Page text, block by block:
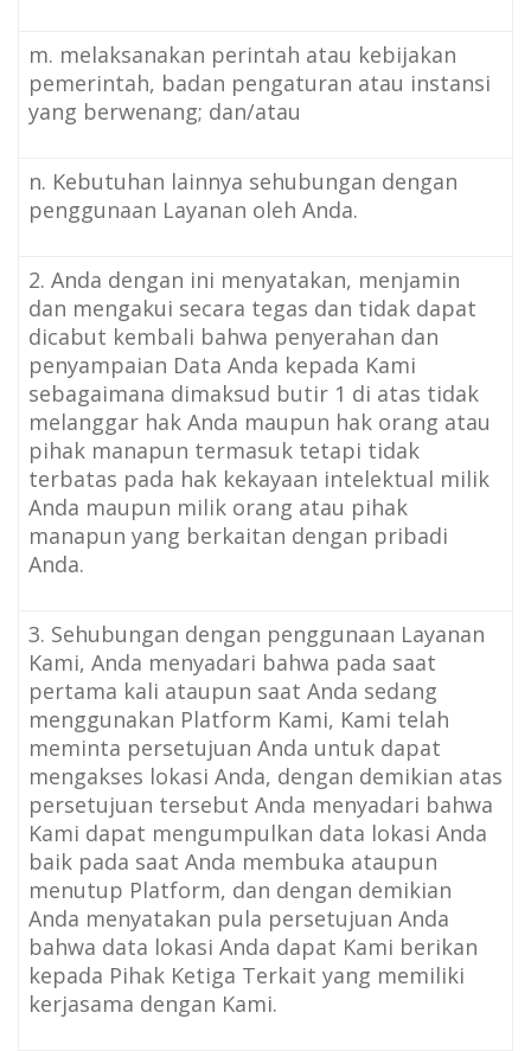
m. melaksanakan perintah atau kebijakan
pemerintah, badan pengaturan atau instansi
yang berwenang; dan/atau
n. Kebutuhan lainnya sehubungan dengan
penggunaan Layanan oleh Anda.
2. Anda dengan ini menyatakan, menjamin
dan mengakui secara tegas dan tidak dapat
dicabut kembali bahwa penyerahan dan
penyampaian Data Anda kepada Kami
sebagaimana dimaksud butir 1 di atas tidak
melanggar hak Anda maupun hak orang atau
pihak manapun termasuk tetapi tidak
terbatas pada hak kekayaan intelektual milik
Anda maupun milik orang atau pihak
manapun yang berkaitan dengan pribadi
Anda.
3. Sehubungan dengan penggunaan Layanan
Kami, Anda menyadari bahwa pada saat
pertama kali ataupun saat Anda sedang
menggunakan Platform Kami, Kami telah
meminta persetujuan Anda untuk dapat
mengakses lokasi Anda, dengan demikian atas
persetujuan tersebut Anda menyadari bahwa
Kami dapat mengumpulkan data lokasi Anda
baik pada saat Anda membuka ataupun
menutup Platform, dan dengan demikian
Anda menyatakan pula persetujuan Anda
bahwa data lokasi Anda dapat Kami berikan
kepada Pihak Ketiga Terkait yang memiliki
kerjasama dengan Kami.